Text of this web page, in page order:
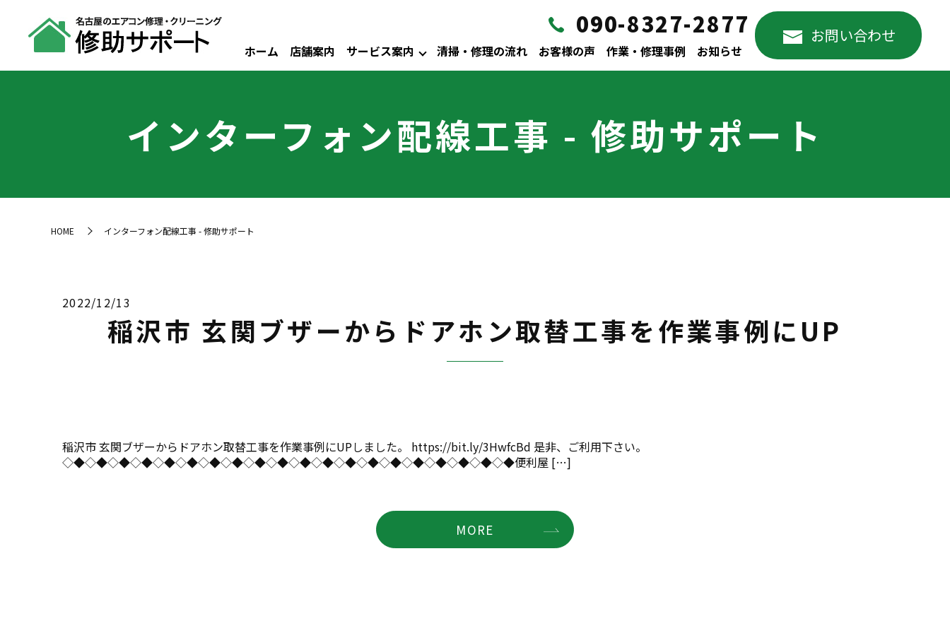
ホーム 店舗案内 サービス案内 清掃・修理の流れ お客様の声 作業・修理事例 お知らせ
お問い合わせ
090-8327-2877
インターフォン配線工事 - 修助サポート
HOME インターフォン配線工事 - 修助サポート
2022/12/13
稲沢市 玄関ブザーからドアホン取替工事を作業事例にUP
稲沢市 玄関ブザーからドアホン取替工事を作業事例にUPしました。 https://bit.ly/3HwfcBd 是非、ご利用下さい。
◇◆◇◆◇◆◇◆◇◆◇◆◇◆◇◆◇◆◇◆◇◆◇◆◇◆◇◆◇◆◇◆◇◆◇◆◇◆◇◆便利屋 […]
MORE